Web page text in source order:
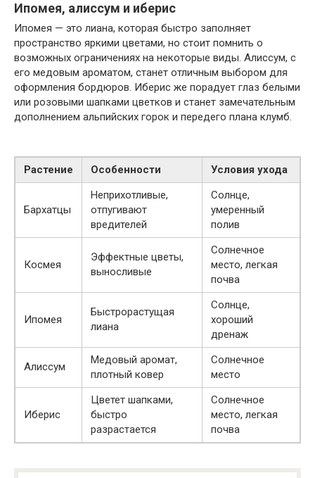
Ипомея, алиссум и иберис
Ипомея — это лиана, которая быстро заполняет
пространство яркими цветами, но стоит помнить о
возможных ограничениях на некоторые виды. Алиссум, с
его медовым ароматом, станет отличным выбором для
оформления бордюров. Иберис же порадует глаз белыми
или розовыми шапками цветков и станет замечательным
дополнением альпийских горок и передего плана клумб.
Растение Особенности Условия ухода
Бархатцы
Неприхотливые,
отпугивают
вредителей
Солнце,
умеренный
полив
Космея
Эффектные цветы,
выносливые
Солнечное
место, легкая
почва
Ипомея
Быстрорастущая
лиана
Солнце,
хороший
дренаж
Алиссум
Медовый аромат,
плотный ковер
Солнечное
место
Иберис
Цветет шапками,
быстро
разрастается
Солнечное
место, легкая
почва